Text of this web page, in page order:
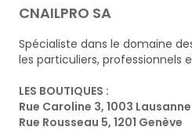
CNAILPRO SA
Spécialiste dans le domaine
les particuliers, professionnels
LES BOUTIQUES :
Rue Caroline 3, 1003 Lausanne
Rue Rousseau 5, 1201 Genève